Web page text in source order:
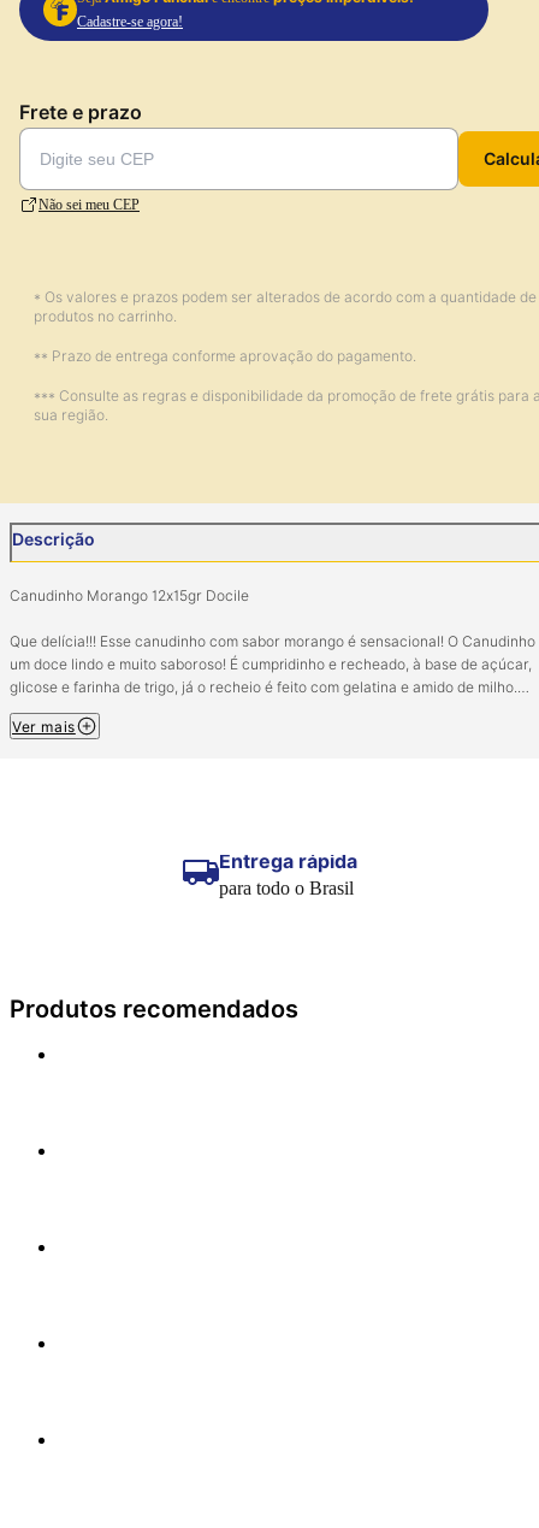
Cadastre-se agora!
Frete e prazo
Não sei meu CEP
* Os valores e prazos podem ser alterados de acordo com a quantidade de
produtos no carrinho.
** Prazo de entrega conforme aprovação do pagamento.
*** Consulte as regras e disponibilidade da promoção de frete grátis para
sua região.
Descrição
Canudinho Morango 12x15gr Docile
Que delícia!!! Esse canudinho com sabor morango é sensacional! O Canudinho
um doce lindo e muito saboroso! É cumpridinho e recheado, à base de açúcar,
glicose e farinha de trigo, já o recheio é feito com gelatina e amido de milho.
Ingredientes:
titânio, corante artificial vermelho 40.
Ver mais
Entrega rápida
para todo o Brasil
Produtos recomendados